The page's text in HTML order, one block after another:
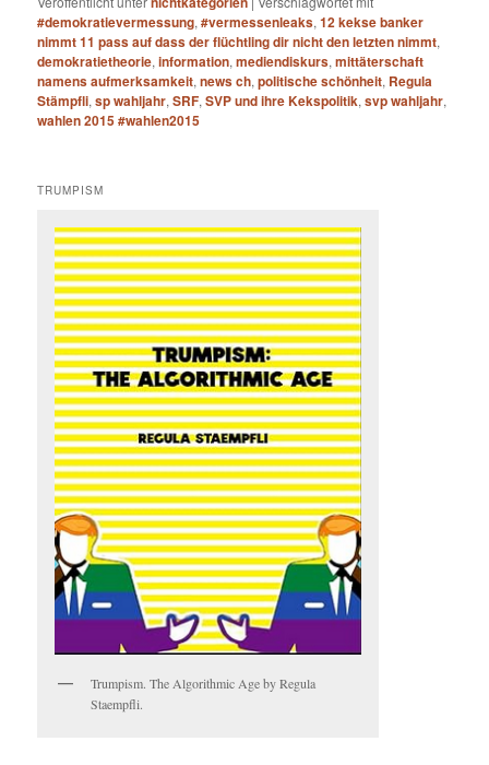
#demokratievermessung,#vermessenleaks,12 kekse banker
nimmt 11 pass auf dass der flüchtling dir nicht den letzten nimmt,
demokratietheorie,information,mediendiskurs,mittäterschaft
namens aufmerksamkeit,news ch,politische schönheit, Regula
Stämpfli,sp wahljahr,SRF,SVP und ihre Kekspolitik,svp wahljahr,
wahlen 2015 #wahlen2015
TRUMPISM
Trumpism. The Algorithmic Age by Regula
Staempfli.